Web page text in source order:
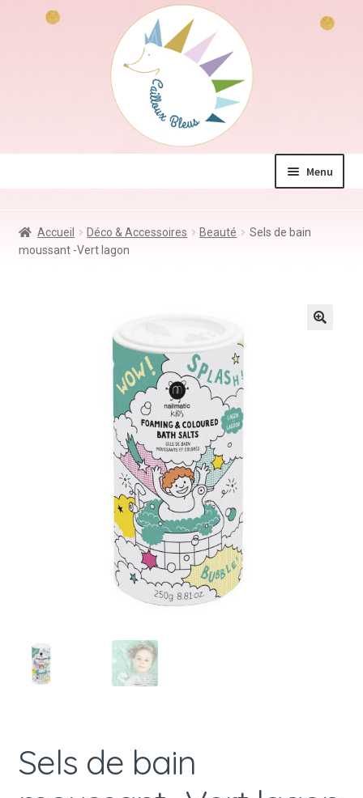
Menu
Jeux & Jouets
Kdo à – de 10€
Accueil Déco & Accessoires Beauté
Sels de bain
moussant -Vert lagon
Sels de bain